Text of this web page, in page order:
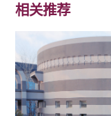
相关推荐